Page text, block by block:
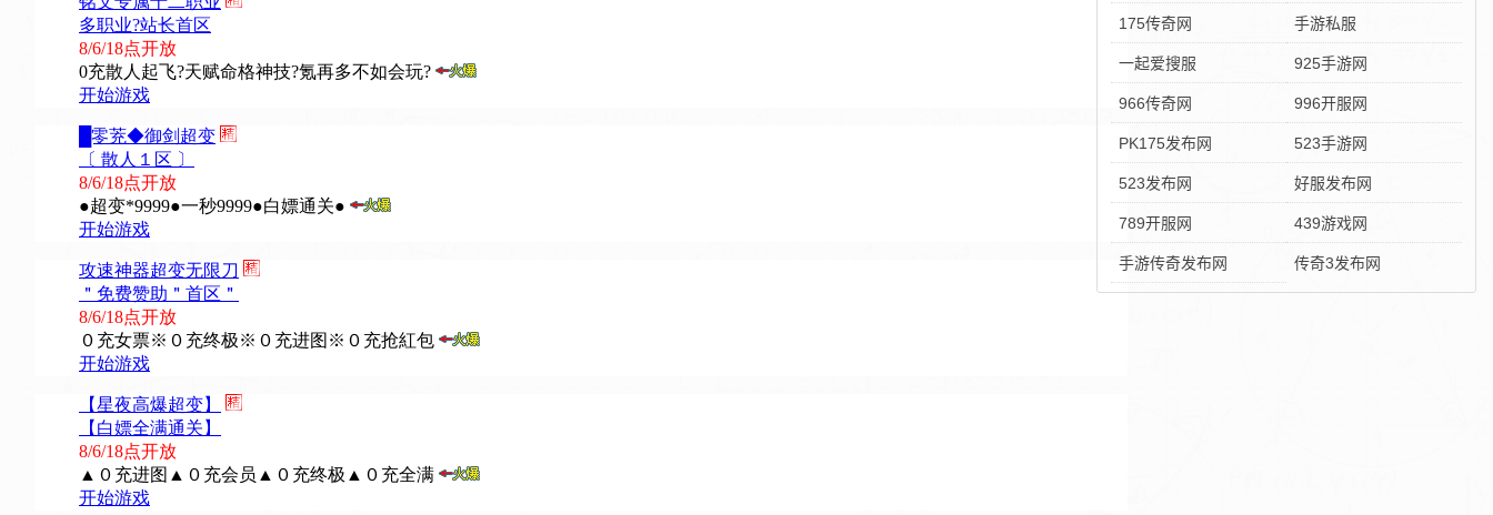
175传奇网 手游私服
一起爱搜服 925手游网
966传奇网 996开服网
PK175发布网 523手游网
523发布网 好服发布网
789开服网 439游戏网
手游传奇发布网 传奇3发布网